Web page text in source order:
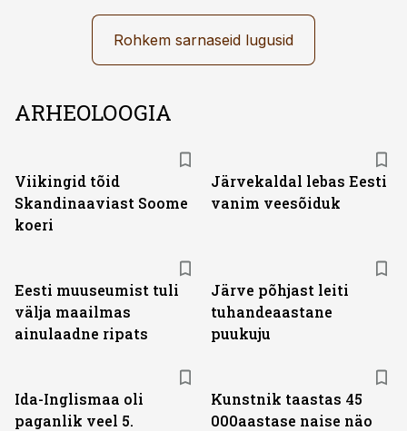
Rohkem sarnaseid lugusid
ARHEOLOOGIA
Viikingid tõid
Skandinaaviast Soome
koeri
Järvekaldal lebas Eesti
vanim veesõiduk
Eesti muuseumist tuli
välja maailmas
ainulaadne ripats
Järve põhjast leiti
tuhandeaastane
puukuju
Ida-Inglismaa oli
paganlik veel 5.
Kunstnik taastas 45
000aastase naise näo